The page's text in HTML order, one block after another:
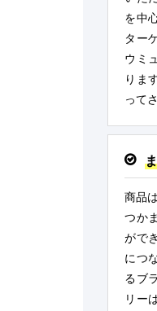
を中
ター
ウミ
りま
って
商品
つか
がで
につ
るブ
リー